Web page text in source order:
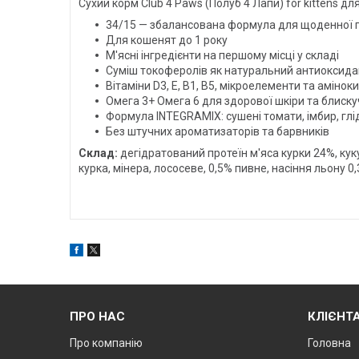
Сухий корм Club 4 Paws (Полуб 4 Лапи) for kittens
34/15 — збалансована формула для щоденної
Для кошенят до 1 року
М'ясні інгредієнти на першому місці у складі
Суміш токоферолів як натуральний
Вітаміни D3, E, B1, B5, мікроелементи та
Омега 3+ Омега 6 для здорової шкіри та
Формула INTEGRAMIX: сушені томати, імбир,
Без штучних ароматизаторів та барвників
Склад: дегідратований протеїн м'яса курки 24%,
курка, мінера, лососеве, 0,5% пивне, насіння льону
ПРО НАС
Про компанію
Головна